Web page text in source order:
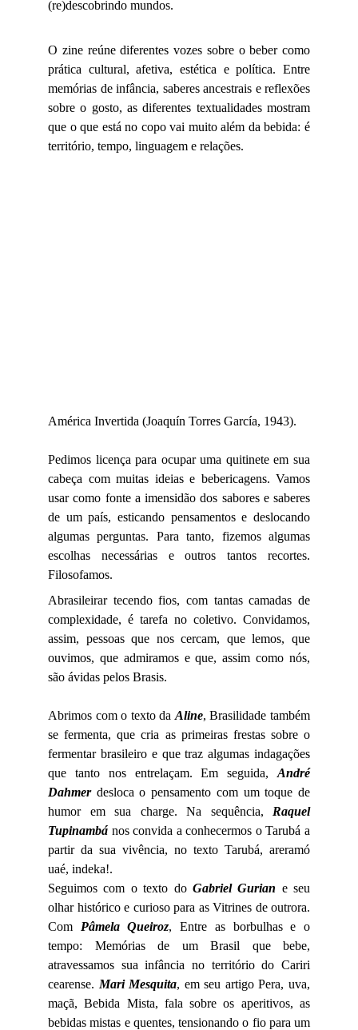
(re)descobrindo mundos.
O zine reúne diferentes vozes sobre o beber como
prática cultural, afetiva, estética e política. Entre
memórias de infância, saberes ancestrais e reflexões
sobre o gosto, as diferentes textualidades mostram
que o que está no copo vai muito além da bebida: é
território, tempo, linguagem e relações.
América Invertida (Joaquín Torres García, 1943).
Pedimos licença para ocupar uma quitinete em sua
cabeça com muitas ideias e bebericagens. Vamos
usar como fonte a imensidão dos sabores e saberes
de um país, esticando pensamentos e deslocando
algumas perguntas. Para tanto, fizemos algumas
escolhas necessárias e outros tantos recortes.
Filosofamos.
Abrasileirar tecendo fios, com tantas camadas de
complexidade, é tarefa no coletivo. Convidamos,
assim, pessoas que nos cercam, que lemos, que
ouvimos, que admiramos e que, assim como nós,
são ávidas pelos Brasis.
Abrimos com o texto da Aline, Brasilidade também
se fermenta, que cria as primeiras frestas sobre o
fermentar brasileiro e que traz algumas indagações
que tanto nos entrelaçam. Em seguida, André
Dahmerdesloca o pensamento com um toque de
humor em sua charge. Na sequência, Raquel
Tupinambá nos convida a conhecermos o Tarubá a
partir da sua vivência, no texto Tarubá, areramó
uaé, indeka!.
Seguimos com o texto do Gabriel Gurian e seu
olhar histórico e curioso para as Vitrines de outrora.
Com Pâmela Queiroz, Entre as borbulhas e o
tempo: Memórias de um Brasil que bebe,
atravessamos sua infância no território do Cariri
cearense. Mari Mesquita, em seu artigo Pera, uva,
maçã, Bebida Mista, fala sobre os aperitivos, as
bebidas mistas e quentes, tensionando o fio para um